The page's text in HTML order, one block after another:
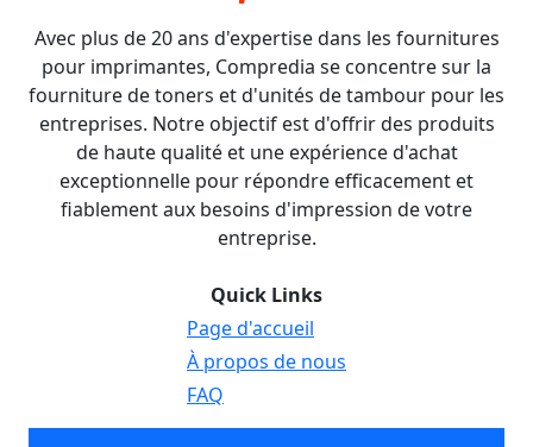
Avec plus de 20 ans d'expertise dans les fournitures
pour imprimantes, Compredia se concentre sur la
fourniture de toners et d'unités de tambour pour les
entreprises. Notre objectif est d'offrir des produits
de haute qualité et une expérience d'achat
exceptionnelle pour répondre efficacement et
fiablement aux besoins d'impression de votre
entreprise.
Quick Links
Page d'accueil
À propos de nous
FAQ